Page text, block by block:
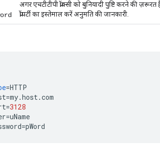
अगर एचटीटीपी प्रॉक्सी को बुनियादी पुष्टि करने की
प्रॉपर्टी का इस्तेमाल करें अनुमति की जानकारी.
=HTTP
=my.host.com
=3128
=uName
=pWord